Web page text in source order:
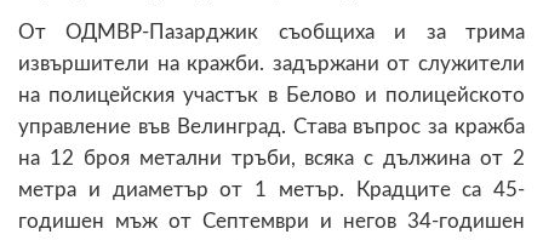
От ОДМВР-Пазарджик съобщиха и за трима
извършители на кражби. задържани от служители
на полицейския участък в Белово и полицейското
управление във Велинград. Става въпрос за кражба
на 12 броя метални тръби, всяка с дължина от 2
метра и диаметър от 1 метър. Крадците са 45-
годишен мъж от Септември и негов 34-годишен